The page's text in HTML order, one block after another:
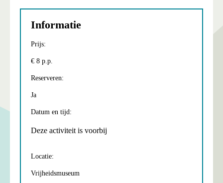
Informatie
Prijs:
€ 8 p.p.
Reserveren:
Ja
Datum en tijd:
Deze activiteit is voorbij
Locatie:
Vrijheidsmuseum